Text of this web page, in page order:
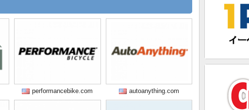
performancebike.com autoanything.com